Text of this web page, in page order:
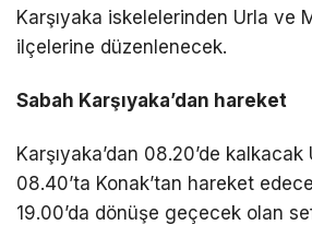
Karşıyaka iskelelerinden Urla ve
ilçelerine düzenlenecek.
Sabah Karşıyaka’dan hareket
Karşıyaka’dan 08.20’de
08.40’ta Konak’tan hareket
19.00’da dönüşe geçecek olan